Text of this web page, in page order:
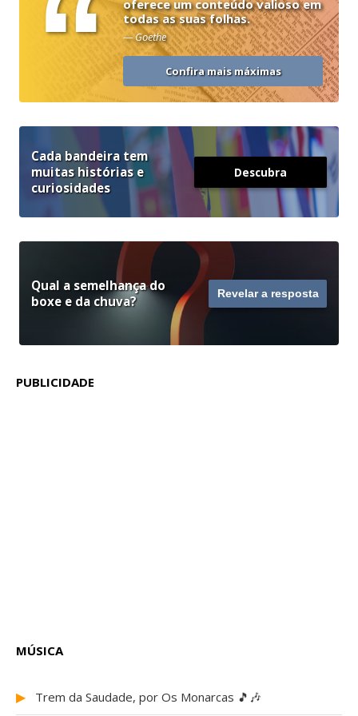
“
oferece um conteúdo valioso em
todas as suas folhas.
— Goethe
Confira mais máximas
Cada bandeira tem
muitas histórias e
curiosidades
Descubra
Qual a semelhança do
boxe e da chuva?
Revelar a resposta
PUBLICIDADE
MÚSICA
▶ Trem da Saudade, por Os Monarcas 🎵🎶